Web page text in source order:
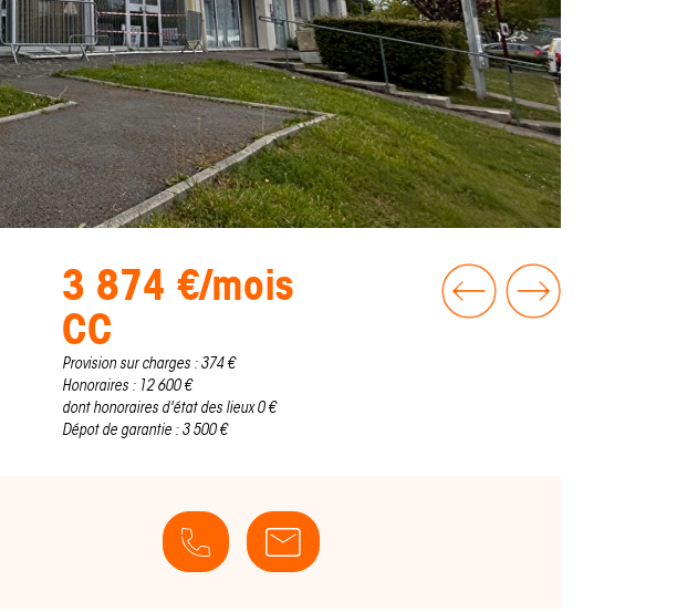
3 874 €/mois
CC
Provision sur charges : 374 €
Honoraires : 12 600 €
dont honoraires d'état des lieux 0 €
Dépot de garantie : 3 500 €